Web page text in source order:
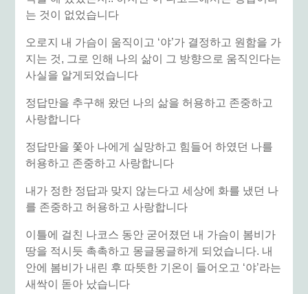
는 것이 없었습니다
오로지 내 가슴이 움직이고 ‘야’가 결정하고 원함을 가
지는 것, 그로 인해 나의 삶이 그 방향으로 움직인다는
사실을 알게되었습니다
정답만을 추구해 왔던 나의 삶을 허용하고 존중하고
사랑합니다
정답만을 쫓아 나에게 실망하고 힘들어 하였던 나를
허용하고 존중하고 사랑합니다
내가 정한 정답과 맞지 않는다고 세상에 화를 냈던 나
를 존중하고 허용하고 사랑합니다
이틀에 걸친 나코스 동안 굳어졌던 내 가슴이 봄비가
땅을 적시듯 촉촉하고 몽글몽글하게 되었습니다. 내
안에 봄비가 내린 후 따뜻한 기온이 들어오고 ‘야’라는
새싹이 돋아 났습니다